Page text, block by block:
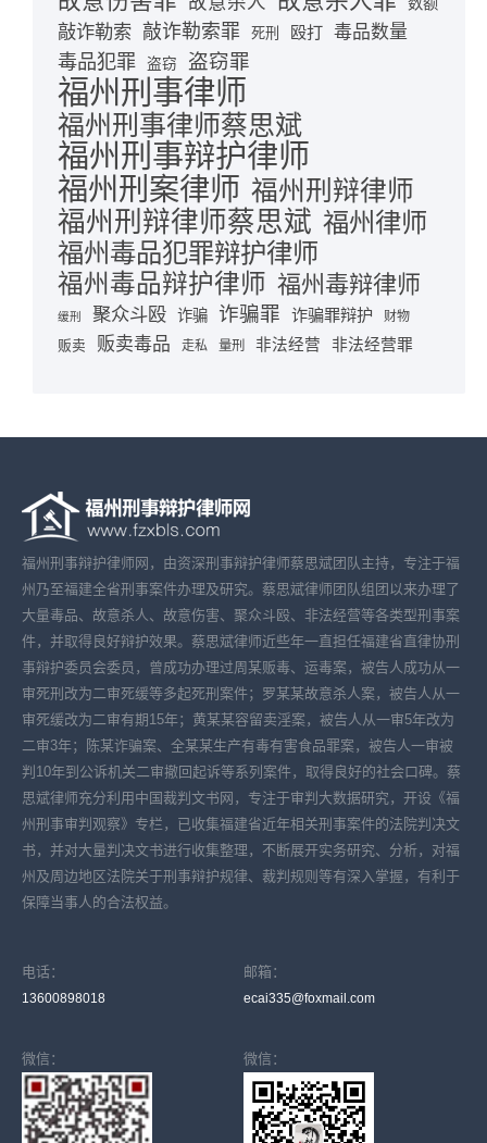
敲诈勒索 敲诈勒索罪 死刑 殴打 毒品数量
毒品犯罪 盗窃 盗窃罪
福州刑事律师
福州刑事律师蔡思斌
福州刑事辩护律师
福州刑案律师 福州刑辩律师
福州刑辩律师蔡思斌 福州律师
福州毒品犯罪辩护律师
福州毒品辩护律师 福州毒辩律师
缓刑 聚众斗殴 诈骗 诈骗罪 诈骗罪辩护 财物
贩卖 贩卖毒品 走私 量刑 非法经营 非法经营罪
福州刑事辩护律师网，由资深刑事辩护律师蔡思斌团队主持，专注于福
州乃至福建全省刑事案件办理及研究。蔡思斌律师团队组团以来办理了
大量毒品、故意杀人、故意伤害、聚众斗殴、非法经营等各类型刑事案
件，并取得良好辩护效果。蔡思斌律师近些年一直担任福建省直律协刑
事辩护委员会委员，曾成功办理过周某贩毒、运毒案，被告人成功从一
审死刑改为二审死缓等多起死刑案件；罗某某故意杀人案，被告人从一
审死缓改为二审有期15年；黄某某容留卖淫案，被告人从一审5年改为
二审3年；陈某诈骗案、全某某生产有毒有害食品罪案，被告人一审被
判10年到公诉机关二审撤回起诉等系列案件，取得良好的社会口碑。蔡
思斌律师充分利用中国裁判文书网，专注于审判大数据研究，开设《福
州刑事审判观察》专栏，已收集福建省近年相关刑事案件的法院判决文
书，并对大量判决文书进行收集整理，不断展开实务研究、分析，对福
州及周边地区法院关于刑事辩护规律、裁判规则等有深入掌握，有利于
保障当事人的合法权益。
电话：
13600898018
邮箱：
ecai335@foxmail.com
微信： 微信：